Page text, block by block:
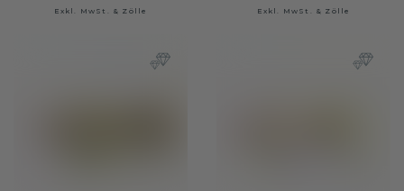
Exkl. MwSt. & Zölle Exkl. MwSt. & Zölle